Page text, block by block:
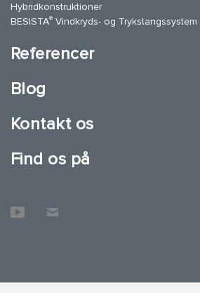
Hybridkonstruktioner
BESISTA® Vindkryds- og Trykstangssystem
Referencer
Blog
Kontakt os
Find os på